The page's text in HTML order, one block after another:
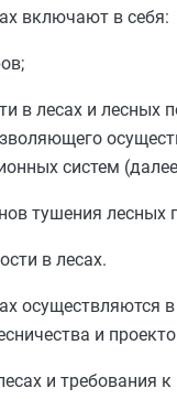
включают в себя:
в лесах и лесных
систем
тушения лесных
в лесах.
осуществляются
и
и требования